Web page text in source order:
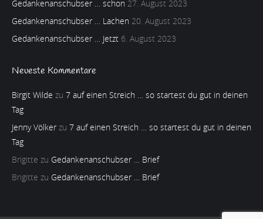
Gedankenanschubser … schon 27. August 2023
Gedankenanschubser … Lachen 20. August 2023
Gedankenanschubser … Jetzt 6. August 2023
Neueste Kommentare
Birgit Wilde zu 7 auf einen Streich … so startest du gut in deinen
Tag
Jenny Völkerzu 7 auf einen Streich … so startest du gut in deinen
Tag
Brigitte zu Gedankenanschubser … Brief
Brigitte zu Gedankenanschubser … Brief